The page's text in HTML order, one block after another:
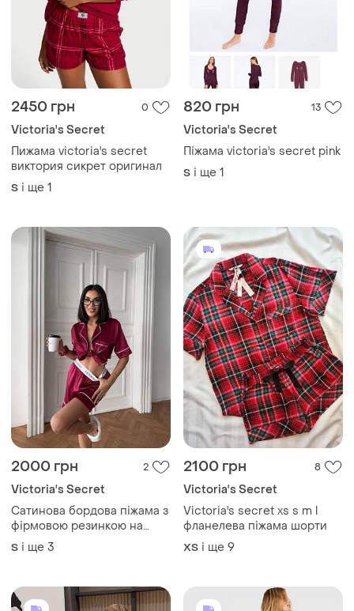
2450 грн 0
Victoria's Secret
Пижама victoria's secret
виктория сикрет оригинал
S і ще 1
820 грн 13
Victoria's Secret
Піжама victoria's secret pink
S і ще 1
2000 грн 2
Victoria's Secret
Сатинова бордова піжама з
фірмовою резинкою на
шортах сорочка+шорти
victoria's secret
S і ще 3
2100 грн 8
Victoria's Secret
Victoria's secret xs s m l
фланелева піжама шорти
ХS і ще 9